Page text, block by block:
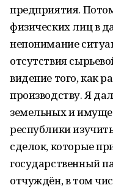
предприятия.
физических лиц в
непонимание
отсутствия
видение того, как
производству. Я
земельных и
республики
сделок, которые
государственный
отчуждён, в том